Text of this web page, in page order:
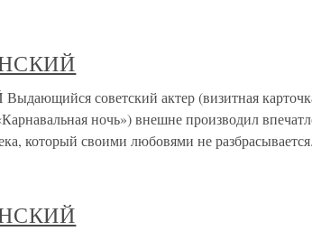
советский актер (визитная
ночь») внешне производил
который своими любовями не